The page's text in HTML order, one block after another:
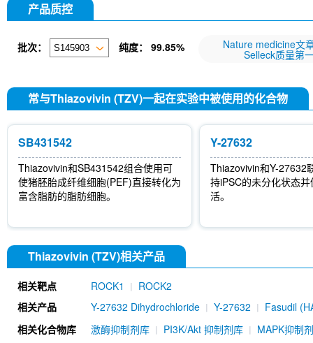
产品质控
批次： 纯度： 99.85% Nature medicine文
Selleck质量第
常与Thiazovivin (TZV)一起在实验中被使用的化合物
SB431542
Thiazovivin和SB431542组合使用可
使猪胚胎成纤维细胞(PEF)直接转化为
富含脂肪的脂肪细胞。
Y-27632
Thiazovivin和Y-27632
持iPSC的未分化状态
活。
Thiazovivin (TZV)相关产品
相关靶点 ROCK1
ROCK2
相关产品
Y-27632 Dihydrochloride Y-27632
Fasudil
GSK269962A
相关化合物库 激酶抑制剂库 PI3K/Akt 抑制剂库 MAPK抑制